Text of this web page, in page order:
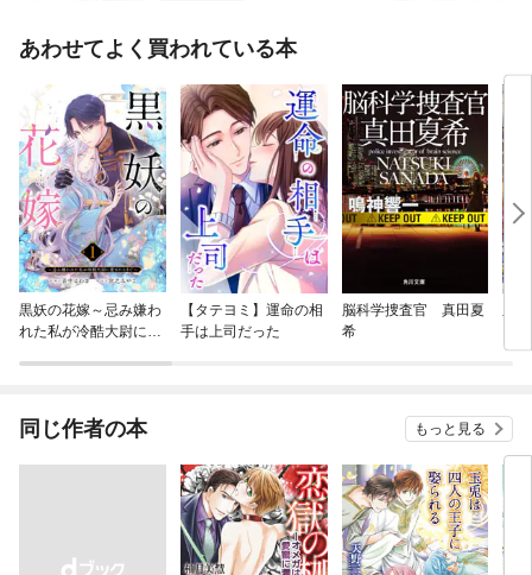
あわせてよく買われている本
黒妖の花嫁～忌み嫌わ
れた私が冷酷大尉に愛
【タテヨミ】運命の相
手は上司だった
脳科学捜査官 真田夏
希
同じ作者の本 もっと見る